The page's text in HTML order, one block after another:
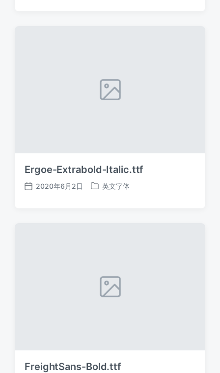
Ergoe-Extrabold-Italic.ttf
发
2020年6月2日
发
英文字体
FreightSans-Bold.ttf